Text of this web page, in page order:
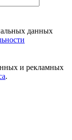
данных
и рекламных
.